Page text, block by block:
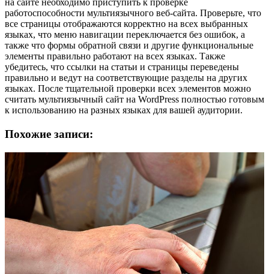
на сайте необходимо приступить к проверке
работоспособности мультиязычного веб-сайта. Проверьте, что
все страницы отображаются корректно на всех выбранных
языках, что меню навигации переключается без ошибок, а
также что формы обратной связи и другие функциональные
элементы правильно работают на всех языках. Также
убедитесь, что ссылки на статьи и страницы переведены
правильно и ведут на соответствующие разделы на других
языках. После тщательной проверки всех элементов можно
считать мультиязычный сайт на WordPress полностью готовым
к использованию на разных языках для вашей аудитории.
Похожие записи: